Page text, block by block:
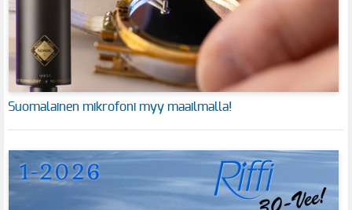
Suomalainen mikrofoni myy maailmalla!